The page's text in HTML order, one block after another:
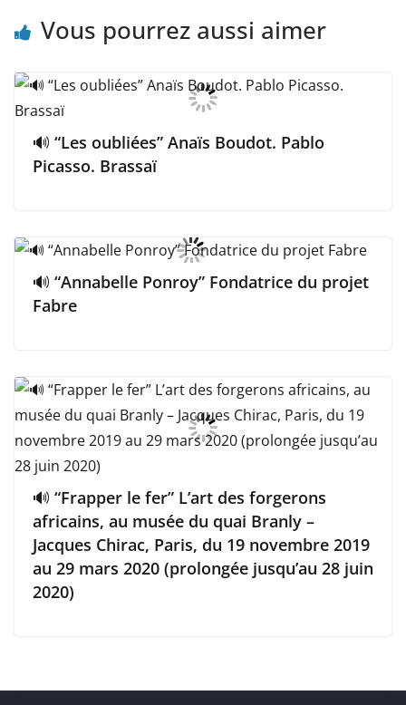
Vous pourrez aussi aimer
🔊 “Les oubliées” Anaïs Boudot. Pablo
Picasso. Brassaï
🔊 “Annabelle Ponroy” Fondatrice du projet
Fabre
🔊 “Frapper le fer” L’art des forgerons
africains, au musée du quai Branly –
Jacques Chirac, Paris, du 19 novembre 2019
au 29 mars 2020 (prolongée jusqu’au 28 juin
2020)